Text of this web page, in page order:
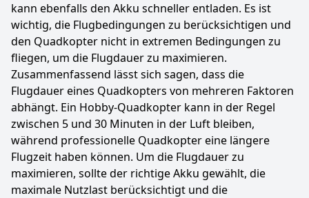
kann ebenfalls den Akku schneller entladen. Es ist
wichtig, die Flugbedingungen zu berücksichtigen und
den Quadkopter nicht in extremen Bedingungen zu
fliegen, um die Flugdauer zu maximieren.
Zusammenfassend lässt sich sagen, dass die
Flugdauer eines Quadkopters von mehreren Faktoren
abhängt. Ein Hobby-Quadkopter kann in der Regel
zwischen 5 und 30 Minuten in der Luft bleiben,
während professionelle Quadkopter eine längere
Flugzeit haben können. Um die Flugdauer zu
maximieren, sollte der richtige Akku gewählt, die
maximale Nutzlast berücksichtigt und die